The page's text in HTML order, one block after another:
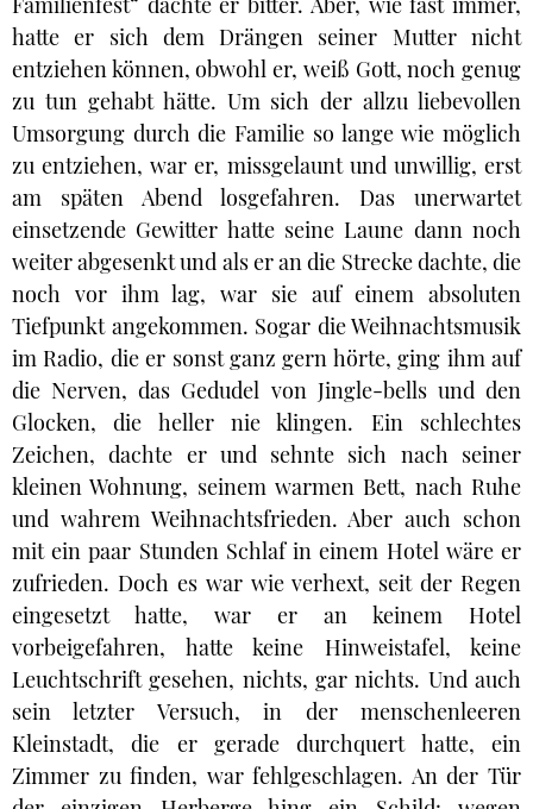
hatte er sich dem Drängen seiner Mutter nicht
entziehen können, obwohl er, weiß Gott, noch genug
zu tun gehabt hätte. Um sich der allzu liebevollen
Umsorgung durch die Familie so lange wie möglich
zu entziehen, war er, missgelaunt und unwillig, erst
am späten Abend losgefahren. Das unerwartet
einsetzende Gewitter hatte seine Laune dann noch
weiter abgesenkt und als er an die Strecke dachte, die
noch vor ihm lag, war sie auf einem absoluten
Tiefpunkt angekommen. Sogar die Weihnachtsmusik
im Radio, die er sonst ganz gern hörte, ging ihm auf
die Nerven, das Gedudel von Jingle-bells und den
Glocken, die heller nie klingen. Ein schlechtes
Zeichen, dachte er und sehnte sich nach seiner
kleinen Wohnung, seinem warmen Bett, nach Ruhe
und wahrem Weihnachtsfrieden. Aber auch schon
mit ein paar Stunden Schlaf in einem Hotel wäre er
zufrieden. Doch es war wie verhext, seit der Regen
eingesetzt hatte, war er an keinem Hotel
vorbeigefahren, hatte keine Hinweistafel, keine
Leuchtschrift gesehen, nichts, gar nichts. Und auch
sein letzter Versuch, in der menschenleeren
Kleinstadt, die er gerade durchquert hatte, ein
Zimmer zu finden, war fehlgeschlagen. An der Tür